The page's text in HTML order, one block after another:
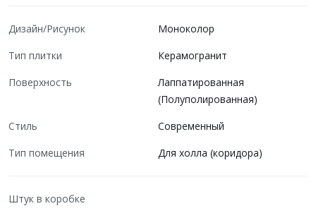
Дизайн/Рисунок
Моноколор
Тип плитки
Керамогранит
Поверхность
Лаппатированная
(Полуполированная)
Стиль
Современный
Тип помещения
Для холла (коридора)
Штук в коробке